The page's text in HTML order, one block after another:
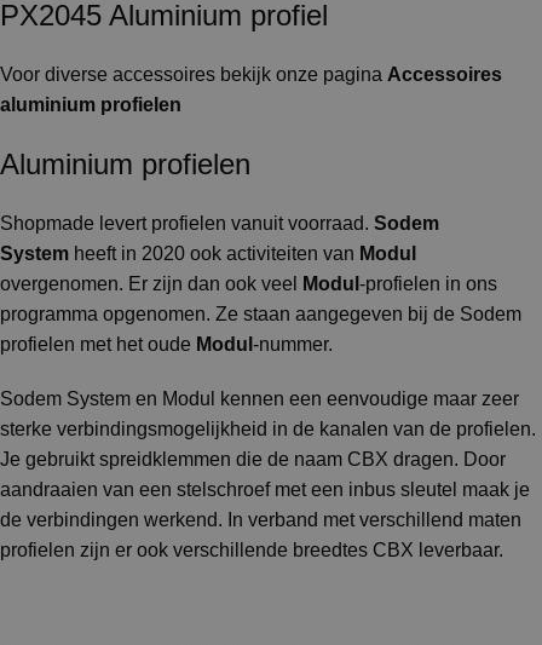
PX2045 Aluminium profiel
Voor diverse accessoires bekijk onze pagina Accessoires
aluminium profielen
Aluminium profielen
Shopmade levert profielen vanuit voorraad. Sodem
System heeft in 2020 ook activiteiten van Modul
overgenomen. Er zijn dan ook veel
Modul -profielen in ons
programma opgenomen. Ze staan aangegeven bij de Sodem
profielen met het oude Modul -nummer.
Sodem System en Modul kennen een eenvoudige maar zeer
sterke verbindingsmogelijkheid in de kanalen van de profielen.
Je gebruikt spreidklemmen die de naam CBX dragen. Door
aandraaien van een stelschroef met een inbus sleutel maak je
de verbindingen werkend. In verband met verschillend maten
profielen zijn er ook verschillende breedtes CBX leverbaar.